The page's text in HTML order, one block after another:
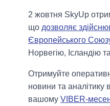
2 жовтня SkyUp
що дозволяє
Європейського
Норвегію, Ісландію
Отримуйте
новини та аналітику
вашому VIBER-